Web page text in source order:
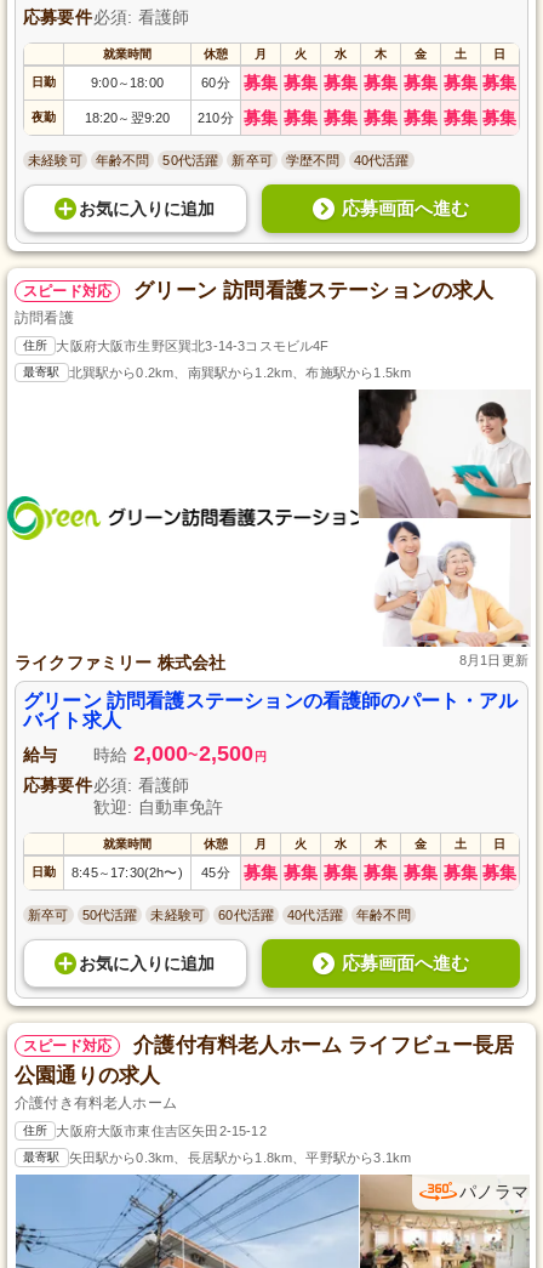
応募要件必須: 看護師
就業時間 休憩 月 火 水 木 金 土 日
日勤 9:00～ 18:00 60分 募集 募集 募集 募集 募集 募集 募集
夜勤 18:20～ 翌9:20 210分 募集 募集 募集 募集 募集 募集 募集
未経験可 年齢不問 50代活躍 新卒可 学歴不問 40代活躍
お気に入り に追加 応募画面へ進む
スピード対応 グリーン 訪問看護ステーションの求人
訪問看護
住所 大阪府大阪市生野区巽北3-14-3コスモビル4F
最寄駅 北巽駅から0.2km、南巽駅から1.2km、布施駅から1.5km
ライクファミリー 株式会社 8月1日更新
グリーン 訪問看護ステーションの看護師のパート・アル
バイト求人
給与 時給 2,000~2,500 円
応募要件必須: 看護師
歓迎: 自動車免許
就業時間 休憩 月 火 水 木 金 土 日
日勤 8:45～ 17:30(2h〜) 45分 募集 募集 募集 募集 募集 募集 募集
新卒可 50代活躍 未経験可 60代活躍 40代活躍 年齢不問
お気に入り に追加 応募画面へ進む
スピード対応
介護付有料老人ホーム ライフビュー長居
公園通りの求人
介護付き有料老人ホーム
住所 大阪府大阪市東住吉区矢田2-15-12
最寄駅 矢田駅から0.3km、長居駅から1.8km、平野駅から3.1km
パノラマ